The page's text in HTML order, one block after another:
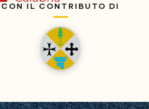
CON IL CONTRIBUTO DI